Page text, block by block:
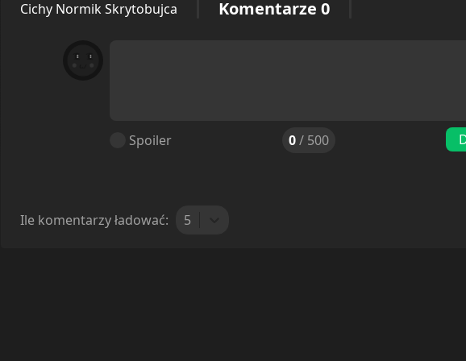
Cichy Normik Skrytobujca Komentarze 0
Spoiler 0/ 500
Ile komentarzy ładować: 5